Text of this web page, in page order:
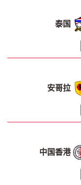
泰国
安哥拉
中国香港